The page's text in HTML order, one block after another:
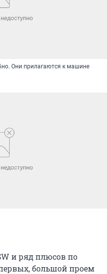
Они прилагаются к машине
и ряд плюсов по
большой проем